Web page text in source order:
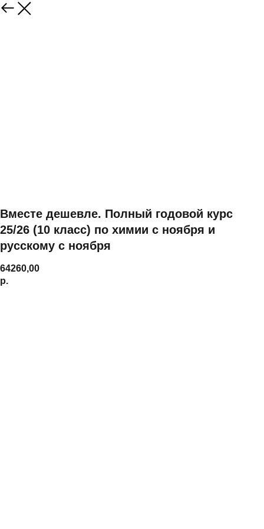
Вместе дешевле. Полный годовой курс
25/26 (10 класс) по химии с ноября и
русскому с ноября
64260,00
р.